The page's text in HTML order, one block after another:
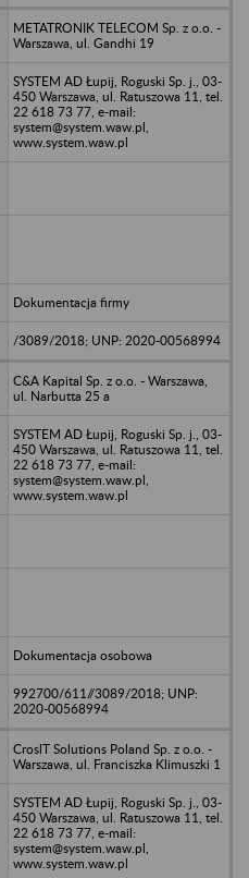
METATRONIK TELECOM Sp. z o.o. -
Warszawa, ul. Gandhi 19
SYSTEM AD Łupij, Roguski Sp. j., 03-
450 Warszawa, ul. Ratuszowa 11, tel.
22 618 73 77, e-mail:
system@system.waw.pl,
www.system.waw.pl
Dokumentacja firmy
/3089/2018; UNP: 2020-00568994
C&A Kapital Sp. z o.o. - Warszawa,
ul. Narbutta 25 a
SYSTEM AD Łupij, Roguski Sp. j., 03-
450 Warszawa, ul. Ratuszowa 11, tel.
22 618 73 77, e-mail:
system@system.waw.pl,
www.system.waw.pl
Dokumentacja osobowa
992700/611//3089/2018; UNP:
2020-00568994
CroslT Solutions Poland Sp. z o.o. -
Warszawa, ul. Franciszka Klimuszki 1
SYSTEM AD Łupij, Roguski Sp. j., 03-
450 Warszawa, ul. Ratuszowa 11, tel.
22 618 73 77, e-mail:
system@system.waw.pl,
www.system.waw.pl